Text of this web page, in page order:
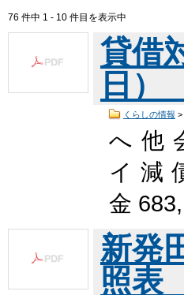
76 件中 1 - 10 件目を表示中
貸借
日）
くらしの情報 >
へ 他
イ 減
金
新発
照表